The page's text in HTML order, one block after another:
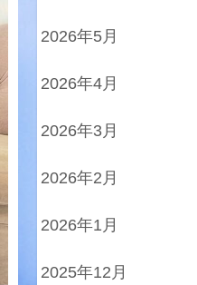
2026年5月
2026年4月
2026年3月
2026年2月
2026年1月
2025年12月